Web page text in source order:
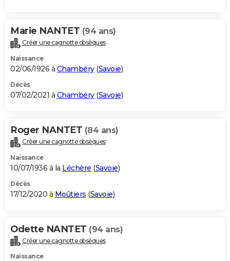
Marie NANTET (94 ans)
Créer une cagnotte obsèques
Naissance
02/06/1926 à Chambéry(Savoie)
Décès
07/02/2021 à Chambéry(Savoie)
Roger NANTET (84 ans)
Créer une cagnotte obsèques
Naissance
10/07/1936 à la Léchère (Savoie)
Décès
17/12/2020 à Moûtiers (Savoie)
Odette NANTET (94 ans)
Créer une cagnotte obsèques
Naissance